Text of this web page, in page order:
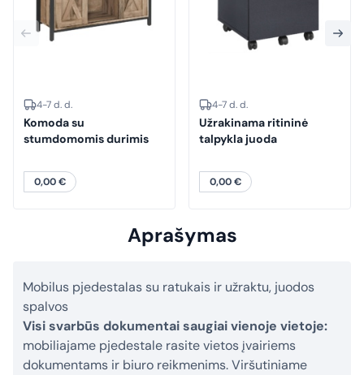
4-7 d. d.
Komoda su
stumdomomis durimis
0,00€
4-7 d. d.
Užrakinama ritininė
talpykla juoda
0,00€
Aprašymas
Mobilus pjedestalas su ratukais ir užraktu, juodos
spalvos
Visi svarbūs dokumentai saugiai vienoje vietoje:
mobiliajame pjedestale rasite vietos įvairiems
dokumentams ir biuro reikmenims. Viršutiniame